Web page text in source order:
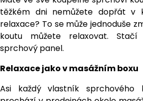
těžkém dni nemůžete dopřát v
relaxace? To se může jednoduše
koutu můžete relaxovat.
sprchový panel.
Relaxace jako v masážním boxu
Asi každý vlastník sprchového